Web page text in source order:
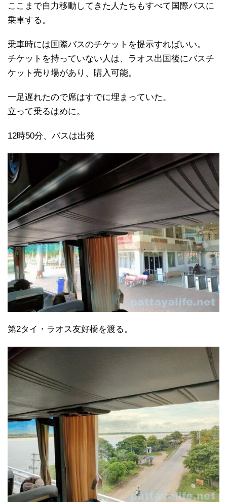
ここまで自力移動してきた人たちもすべて国際バスに
乗車する。
乗車時には国際バスのチケットを提示すればいい。
チケットを持っていない人は、ラオス出国後にバスチ
ケット売り場があり、購入可能。
一足遅れたので席はすでに埋まっていた。
立って乗るはめに。
12時50分、バスは出発
第2タイ・ラオス友好橋を渡る。